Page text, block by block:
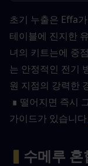
초기 누출은 Effa
테이블에 진지한
녀의 키트는에 중
는 안정적인 전기
원 지점의 강력한
∎ 떨어지면 즉시
가이드가 있습니다
▍ 수메루 혼